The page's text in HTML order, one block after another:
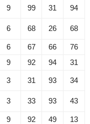
9 99 31 94
6 68 26 68
6 67 66
76
9 92 94 31
3 31 93 34
3 33 93 43
9 92 49
13